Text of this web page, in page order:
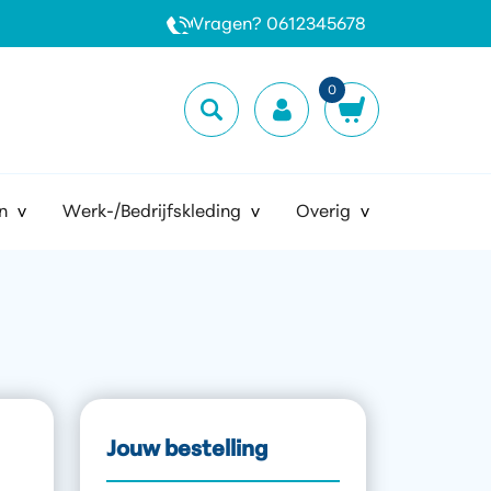
Vragen? 0612345678
0
Werk-/Bedrijfskleding Overig
Jouw bestelling